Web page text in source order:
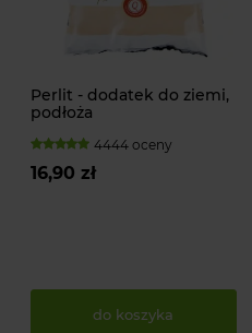
Perlit - dodatek do ziemi,
podłoża
4444 oceny
16,90 zł
do koszyka